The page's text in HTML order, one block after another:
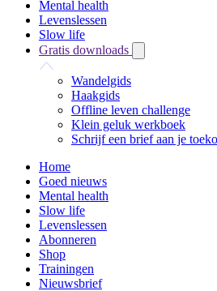
Mental health
Levenslessen
Slow life
Gratis downloads
Wandelgids
Haakgids
Offline leven challenge
Klein geluk werkboek
Schrijf een brief aan je
Home
Goed nieuws
Mental health
Slow life
Levenslessen
Abonneren
Shop
Trainingen
Nieuwsbrief